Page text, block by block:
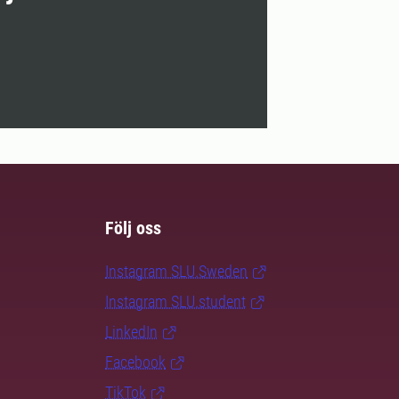
Följ oss
Instagram SLU.Sweden
Instagram SLU.student
LinkedIn
Facebook
TikTok